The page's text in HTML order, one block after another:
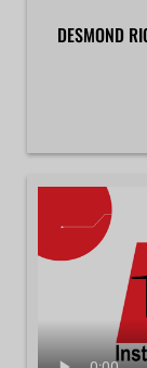
DESMOND